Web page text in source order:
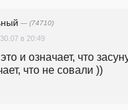
— (74710)
30.07 в 20:49
и означает, что
что не совали ))